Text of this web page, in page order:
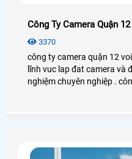
Công Ty Camera Quận 12
3370
công ty camera quận 12
lĩnh vuc lap đat camera và
nghiệm chuyên nghiệp .